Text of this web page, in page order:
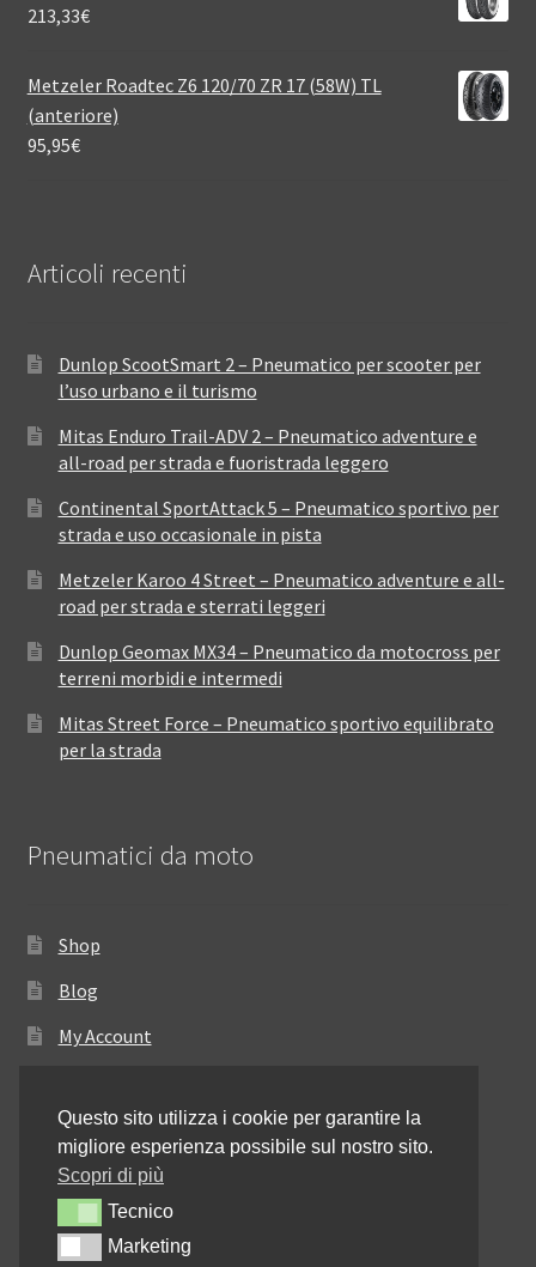
213,33€
Metzeler Roadtec Z6 120/70 ZR 17 (58W) TL
(anteriore)
95,95€
Articoli recenti
Dunlop ScootSmart 2 – Pneumatico per scooter per
l’uso urbano e il turismo
Mitas Enduro Trail-ADV 2 – Pneumatico adventure e
all-road per strada e fuoristrada leggero
Continental SportAttack 5 – Pneumatico sportivo per
strada e uso occasionale in pista
Metzeler Karoo 4 Street – Pneumatico adventure e all-
road per strada e sterrati leggeri
Dunlop Geomax MX34 – Pneumatico da motocross per
terreni morbidi e intermedi
Mitas Street Force – Pneumatico sportivo equilibrato
per la strada
Pneumatici da moto
Shop
Blog
My Account
Resi e rimborsi
Annullamento dell’ordine
Informativa sulla privacy
Questo sito utilizza i cookie per garantire la
migliore esperienza possibile sul nostro sito.
Scopri di più
TecnicoTecnico
MarketingMarketing